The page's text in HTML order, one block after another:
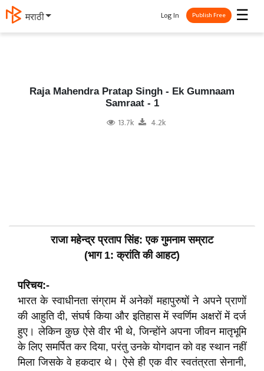
मराठी ☰
Log In Publish Free
Raja Mahendra Pratap Singh - Ek Gumnaam
Samraat - 1
13.7k 4.2k
राजा महेन्द्र प्रताप सिंह: एक गुमनाम सम्राट
(भाग 1: क्रांति की आहट)
परिचय:-
भारत के स्वाधीनता संग्राम में अनेकों महापुरुषों ने अपने प्राणों
की आहुति दी, संघर्ष किया और इतिहास में स्वर्णिम अक्षरों में दर्ज
हुए। लेकिन कुछ ऐसे वीर भी थे, जिन्होंने अपना जीवन मातृभूमि
के लिए समर्पित कर दिया, परंतु उनके योगदान को वह स्थान नहीं
मिला जिसके वे हकदार थे। ऐसे ही एक वीर स्वतंत्रता सेनानी,